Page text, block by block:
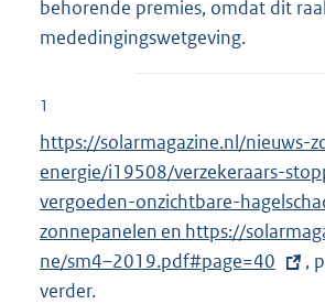
behorende premies, omdat dit
mededingingswetgeving.
1
E
x
t
e
r
n
https://solarmagazine.nl/nieuws-
energie/i19508/verzekeraars-
vergoeden-onzichtbare-
zonnepanelen en https://
ne/sm4–2019.pdf#page=40
,
verder.